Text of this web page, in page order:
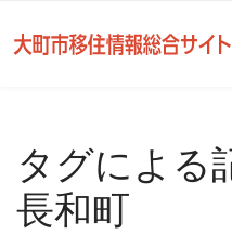
タグによる
長和町